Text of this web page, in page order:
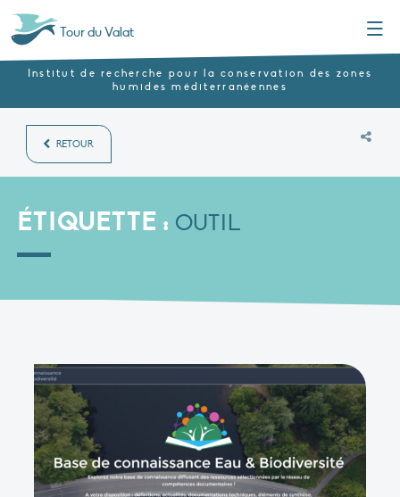
Tour du Valat
Institut de recherche pour la conservation des zones
humides méditerranéennes
RETOUR
ÉTIQUETTE : OUTIL